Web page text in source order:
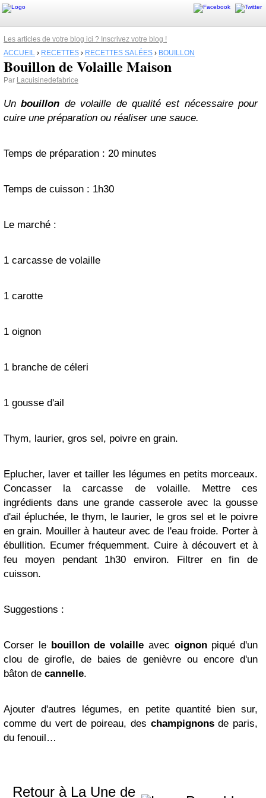
Les articles de votre blog ici ? Inscrivez votre blog !
ACCUEIL › RECETTES › RECETTES SALÉES › BOUILLON
Bouillon de Volaille Maison
Par Lacuisinedefabrice
Unbouillon de volaille de qualité est nécessaire pour
cuire une préparation ou réaliser une sauce.
Temps de préparation : 20 minutes
Temps de cuisson : 1h30
Le marché :
1 carcasse de volaille
1 carotte
1 oignon
1 branche de céleri
1 gousse d'ail
Thym, laurier, gros sel, poivre en grain.
Eplucher, laver et tailler les légumes en petits morceaux.
Concasser la carcasse de volaille. Mettre ces
ingrédients dans une grande casserole avec la gousse
d'ail épluchée, le thym, le laurier, le gros sel et le poivre
en grain. Mouiller à hauteur avec de l'eau froide. Porter à
ébullition. Ecumer fréquemment. Cuire à découvert et à
feu moyen pendant 1h30 environ. Filtrer en fin de
cuisson.
Suggestions :
Corser le bouillon de volaille avec oignonpiqué d'un
clou de girofle, de baies de genièvre ou encore d'un
bâton de cannelle.
Ajouter d'autres légumes, en petite quantité bien sur,
comme du vert de poireau, des champignonsde paris,
du fenouil…
Retour à La Une de